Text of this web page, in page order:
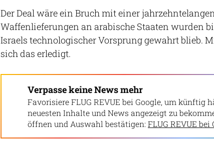
Der Deal wäre ein Bruch mit einer
Waffenlieferungen an arabische Staaten wurden
Israels technologischer Vorsprung gewahrt blieb.
sich das erledigt.
Verpasse keine News mehr
Favorisiere FLUG REVUE bei Google, um künftig
neuesten Inhalte und News angezeigt zu
öffnen und Auswahl bestätigen: FLUG REVUE bei